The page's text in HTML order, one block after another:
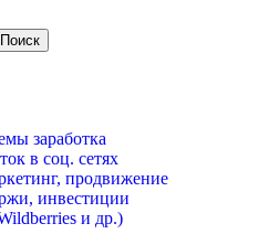
Поиск
заработка
в соц. сетях
продвижение
инвестиции
и др.)